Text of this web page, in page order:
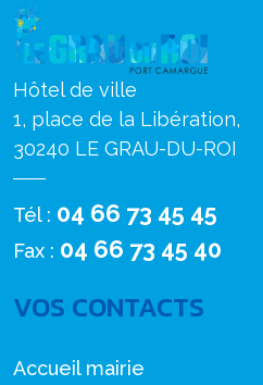
Hôtel de ville
1, place de la Libération,
30240 LE GRAU-DU-ROI
Tél : 04 66 73 45 45
Fax : 04 66 73 45 40
VOS CONTACTS
Accueil mairie